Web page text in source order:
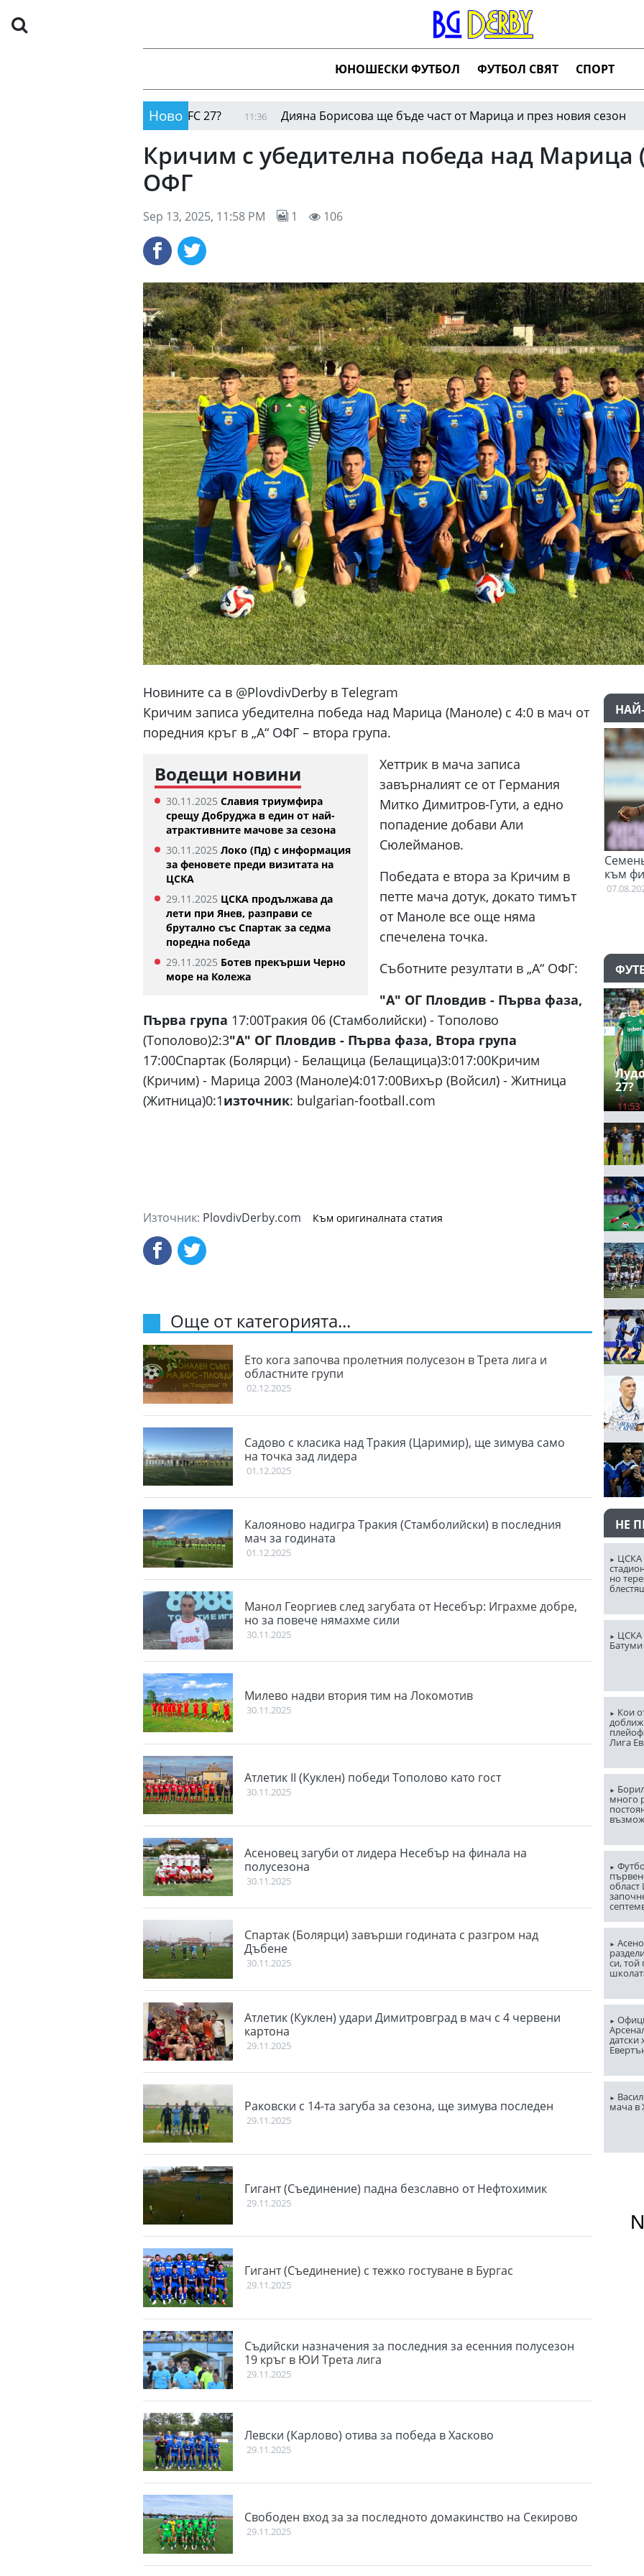
ЮНОШЕСКИ ФУТБОЛ ФУТБОЛ СВЯТ СПОРТ
Ново
става част от EAFC 27? 11:36 Дияна Борисова ще бъде част от Марица и през новия сезон 11:09
Кричим с убедителна победа над Марица
ОФГ
Sep 13, 2025, 11:58 PM 1 106
Новините са в @PlovdivDerby в Telegram
Кричим записа убедителна победа над Марица (Маноле) с 4:0 в мач от
поредния кръг в „А“ ОФГ – втора група.
Водещи новини
30.11.2025 Славия триумфира
срещу Добруджа в един от най-
атрактивните мачове за сезона
30.11.2025 Локо (Пд) с информация
за феновете преди визитата на
ЦСКА
29.11.2025 ЦСКА продължава да
лети при Янев, разправи се
брутално със Спартак за седма
поредна победа
29.11.2025 Ботев прекърши Черно
море на Колежа
Хеттрик в мача записа
завърналият се от Германия
Митко Димитров-Гути, а едно
попадение добави Али
Сюлейманов.
Победата е втора за Кричим в
петте мача дотук, докато тимът
от Маноле все още няма
спечелена точка.
Съботните резултати в „А“ ОФГ:
"А" ОГ Пловдив - Първа фаза,
Първа група 17:00Тракия 06 (Стамболийски) - Тополово
(Тополово)2:3"А" ОГ Пловдив - Първа фаза, Втора група
17:00Спартак (Болярци) - Белащица (Белащица)3:017:00Кричим
(Кричим) - Марица 2003 (Маноле)4:017:00Вихър (Войсил) - Житница
(Житница)0:1източник: bulgarian-football.com
Източник: PlovdivDerby.com Към оригиналната статия
Още от категорията...
Ето кога започва пролетния полусезон в Трета лига и
областните групи
02.12.2025
Садово с класика над Тракия (Царимир), ще зимува само
на точка зад лидера
01.12.2025
Калояново надигра Тракия (Стамболийски) в последния
мач за годината
01.12.2025
Манол Георгиев след загубата от Несебър: Играхме добре,
но за повече нямахме сили
30.11.2025
Милево надви втория тим на Локомотив
30.11.2025
Атлетик II (Куклен) победи Тополово като гост
30.11.2025
Асеновец загуби от лидера Несебър на финала на
полусезона
30.11.2025
Спартак (Болярци) завърши годината с разгром над
Дъбене
30.11.2025
Атлетик (Куклен) удари Димитровград в мач с 4 червени
картона
29.11.2025
Раковски с 14-та загуба за сезона, ще зимува последен
29.11.2025
Гигант (Съединение) падна безславно от Нефтохимик
29.11.2025
Гигант (Съединение) с тежко гостуване в Бургас
29.11.2025
Съдийски назначения за последния за есенния полусезон
19 кръг в ЮИ Трета лига
29.11.2025
Левски (Карлово) отива за победа в Хасково
29.11.2025
Свободен вход за за последното домакинство на Секирово
29.11.2025
Къри няма намерение да напуска
Синер вече тренира
Семеньо: Трябва да се
към философията на Мареска
27?
11:53
НЕ
ЦСКА
но
ЦСКА
Батуми
Кои
Лига
много
си,
датски
мача в